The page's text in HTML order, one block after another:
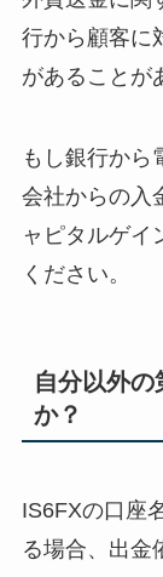
行から顧客に
があることが
もし銀行から
会社からの入
ャピタルゲイ
ください。
自分以外
か？
IS6FXの口座
る場合、出金